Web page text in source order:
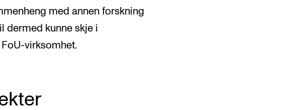
med annen forskning
dermed kunne skje i
virksomhet.